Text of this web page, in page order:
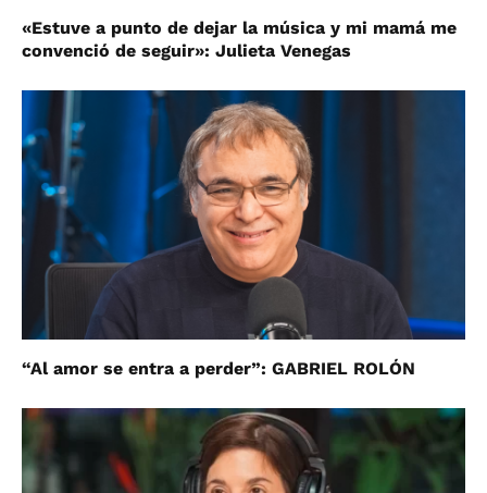
«Estuve a punto de dejar la música y mi mamá me
convenció de seguir»: Julieta Venegas
“Al amor se entra a perder”: GABRIEL ROLÓN